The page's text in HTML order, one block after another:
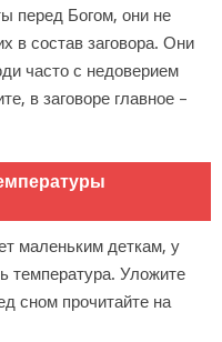
перед Богом, они не
в состав заговора. Они
часто с недоверием
в заговоре главное –
маленьким деткам, у
температура. Уложите
сном прочитайте на